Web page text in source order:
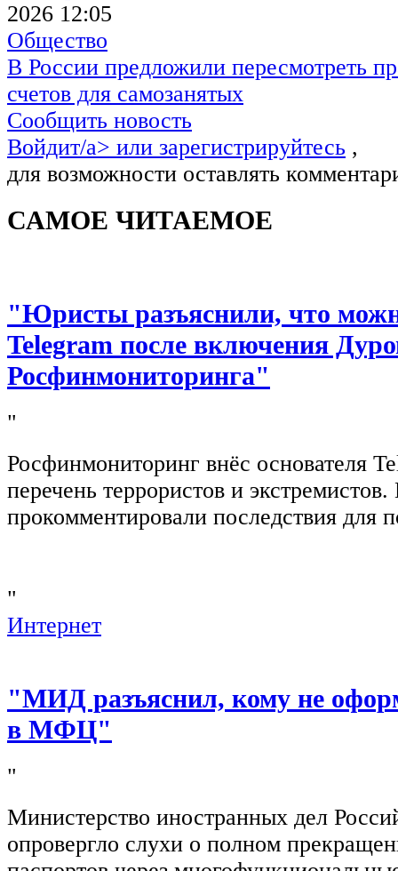
2026 12:05
Общество
В России предложили пересмотреть
счетов для самозанятых
Сообщить новость
Войдит/a> или зарегистрируйтесь ,
для возможности оставлять
САМОЕ ЧИТАЕМОЕ
"Юристы разъяснили, что
Telegram после включения
Росфинмониторинга"
"
Росфинмониторинг внёс основателя
перечень террористов и
прокомментировали последствия для
"
Интернет
"МИД разъяснил, кому не
в МФЦ"
"
Министерство иностранных дел
опровергло слухи о полном